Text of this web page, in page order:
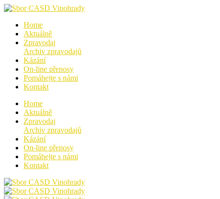
Home
Aktuálně
Zpravodaj
Archiv zpravodajů
Kázání
On-line přenosy
Pomáhejte s námi
Kontakt
Home
Aktuálně
Zpravodaj
Archiv zpravodajů
Kázání
On-line přenosy
Pomáhejte s námi
Kontakt